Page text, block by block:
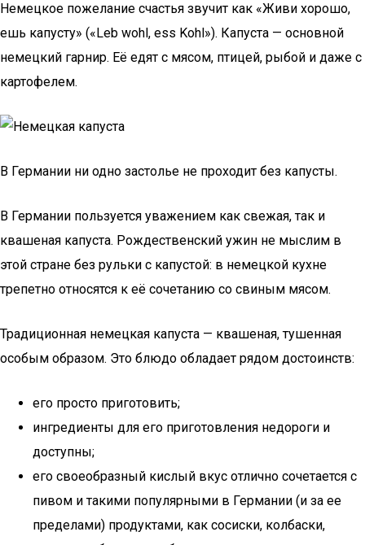
Немецкое пожелание счастья звучит как «Живи хорошо,
ешь капусту» («Leb wohl, ess Kohl»). Капуста — основной
немецкий гарнир. Её едят с мясом, птицей, рыбой и даже с
картофелем.
В Германии ни одно застолье не проходит без капусты.
В Германии пользуется уважением как свежая, так и
квашеная капуста. Рождественский ужин не мыслим в
этой стране без рульки с капустой: в немецкой кухне
трепетно относятся к её сочетанию со свиным мясом.
Традиционная немецкая капуста — квашеная, тушенная
особым образом. Это блюдо обладает рядом достоинств:
его просто приготовить;
ингредиенты для его приготовления недороги и
доступны;
его своеобразный кислый вкус отлично сочетается с
пивом и такими популярными в Германии (и за ее
пределами) продуктами, как сосиски, колбаски,